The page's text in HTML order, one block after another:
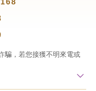
騙，若您接獲不明來電或